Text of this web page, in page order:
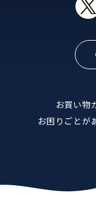
お買い物
お困りごとが